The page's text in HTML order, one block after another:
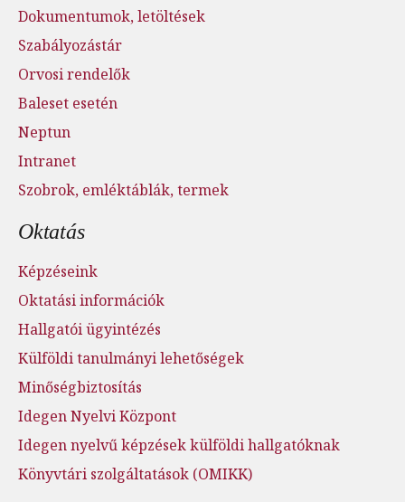
Dokumentumok, letöltések
Szabályozástár
Orvosi rendelők
Baleset esetén
Neptun
Intranet
Szobrok, emléktáblák, termek
Oktatás
Képzéseink
Oktatási információk
Hallgatói ügyintézés
Külföldi tanulmányi lehetőségek
Minőségbiztosítás
Idegen Nyelvi Központ
Idegen nyelvű képzések külföldi hallgatóknak
Könyvtári szolgáltatások (OMIKK)